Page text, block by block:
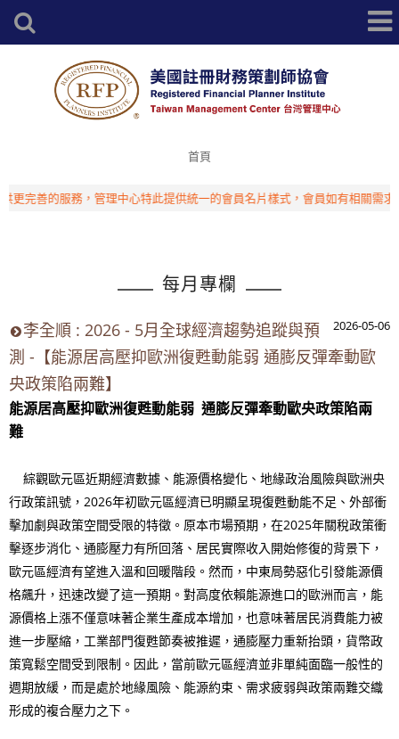
首頁
的服務，管理中心特此提供統一的會員名片樣式，會員如有相關需求，請
每月專欄
2026-05-06
李全順 : 2026 - 5月全球經濟趨勢追蹤與預
測 -【能源居高壓抑歐洲復甦動能弱 通膨反彈牽動歐
央政策陷兩難】
能源居高壓抑歐洲復甦動能弱 通膨反彈牽動歐央政策陷兩
難
綜觀歐元區近期經濟數據、能源價格變化、地緣政治風險與歐洲央
行政策訊號，2026年初歐元區經濟已明顯呈現復甦動能不足、外部衝
擊加劇與政策空間受限的特徵。原本市場預期，在2025年關稅政策衝
擊逐步消化、通膨壓力有所回落、居民實際收入開始修復的背景下，
歐元區經濟有望進入溫和回暖階段。然而，中東局勢惡化引發能源價
格飆升，迅速改變了這一預期。對高度依賴能源進口的歐洲而言，能
源價格上漲不僅意味著企業生產成本增加，也意味著居民消費能力被
進一步壓縮，工業部門復甦節奏被推遲，通膨壓力重新抬頭，貨幣政
策寬鬆空間受到限制。因此，當前歐元區經濟並非單純面臨一般性的
週期放緩，而是處於地緣風險、能源約束、需求疲弱與政策兩難交織
形成的複合壓力之下。